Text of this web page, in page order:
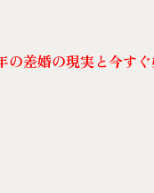
の差婚の現実と今す